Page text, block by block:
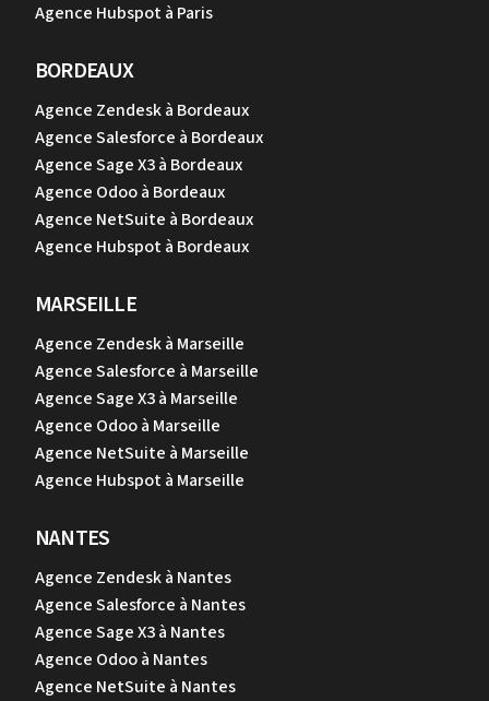
Agence Hubspot à Paris
BORDEAUX
Agence Zendesk à Bordeaux
Agence Salesforce à Bordeaux
Agence Sage X3 à Bordeaux
Agence Odoo à Bordeaux
Agence NetSuite à Bordeaux
Agence Hubspot à Bordeaux
MARSEILLE
Agence Zendesk à Marseille
Agence Salesforce à Marseille
Agence Sage X3 à Marseille
Agence Odoo à Marseille
Agence NetSuite à Marseille
Agence Hubspot à Marseille
NANTES
Agence Zendesk à Nantes
Agence Salesforce à Nantes
Agence Sage X3 à Nantes
Agence Odoo à Nantes
Agence NetSuite à Nantes